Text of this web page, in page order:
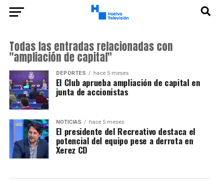
Todas las entradas relacionadas con
"ampliación de capital"
DEPORTES hace 5 meses
El Club aprueba ampliación de capital en
junta de accionistas
NOTICIAS hace 5 meses
El presidente del Recreativo destaca el
potencial del equipo pese a derrota en
Xerez CD